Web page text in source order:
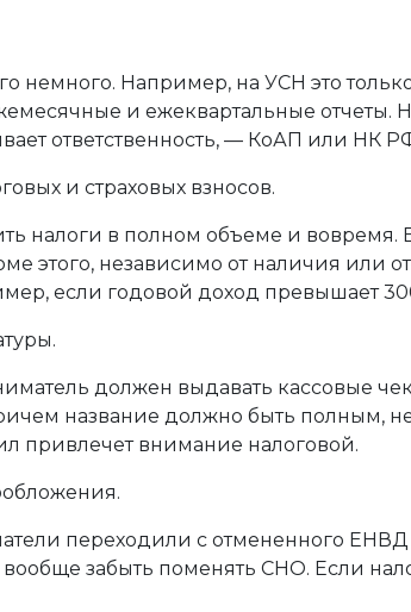
немного. Например, на УСН это
и ежеквартальные отчеты.
ответственность, — КоАП или НК
и страховых взносов.
налоги в полном объеме и
этого, независимо от наличия или
если годовой доход превышает
должен выдавать кассовые
название должно быть полным,
привлечет внимание налоговой.
переходили с отмененного
забыть поменять СНО. Если